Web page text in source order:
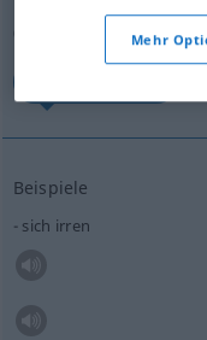
(Für mehr Details die
Beispiele
sich irren
Mehr